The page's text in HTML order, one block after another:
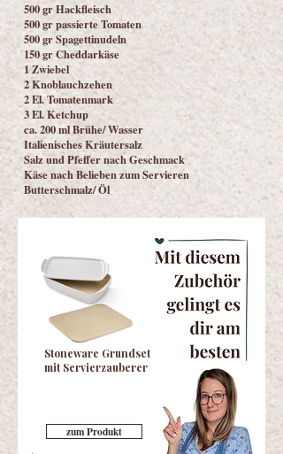
500 gr Hackfleisch
500 gr passierte Tomaten
500 gr Spagettinudeln
150 gr Cheddarkäse
1 Zwiebel
2 Knoblauchzehen
2 El. Tomatenmark
3 El. Ketchup
ca. 200 ml Brühe/ Wasser
Italienisches Kräutersalz
Salz und Pfeffer nach Geschmack
Käse nach Belieben zum Servieren
Butterschmalz/ Öl
zum Produkt
Stoneware Grundset
mit Servierzauberer